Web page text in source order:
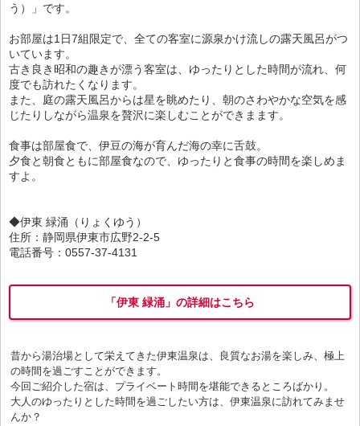
う）」です。
お部屋は1日7組限定で、全ての客室に源泉かけ流しの露天風呂がつ
いています。
古き良き昭和の趣きが漂う客室は、ゆったりとした時間が流れ、何
度でも訪れたくなります。
また、庭の露天風呂からは星を眺めたり、朝のさわやかな空気を感
じたりしながら温泉を贅沢に楽しむことができまます。
食事は部屋食で、伊豆の海が育んだ海の幸に舌鼓。
夕食と朝食ともに部屋食なので、ゆったりと食事の時間を楽しめま
すよ。
◆伊東 緑涌（りょくゆう）
住所：静岡県伊東市広野2-2-5
電話番号：0557-37-4131
「伊東 緑涌」の詳細はこちら
昔から湯治場として栄えてきた伊東温泉は、良質なお湯を楽しみ、極上
の時間を過ごすことができます。
今回ご紹介した宿は、プライベート時間を堪能できるところばかり。
大人のゆったりとした時間を過ごしたい方は、伊東温泉に訪れてみませ
んか？